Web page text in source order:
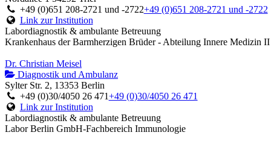
+49 (0)651 208-2721 und -2722+49 (0)651 208-2721 und -2722
Link zur Institution
Labordiagnostik & ambulante Betreuung
Krankenhaus der Barmherzigen Brüder - Abteilung Innere Medizin II
Dr. Christian Meisel
Diagnostik und Ambulanz
Sylter Str. 2, 13353 Berlin
+49 (0)30/4050 26 471+49 (0)30/4050 26 471
Link zur Institution
Labordiagnostik & ambulante Betreuung
Labor Berlin GmbH-Fachbereich Immunologie